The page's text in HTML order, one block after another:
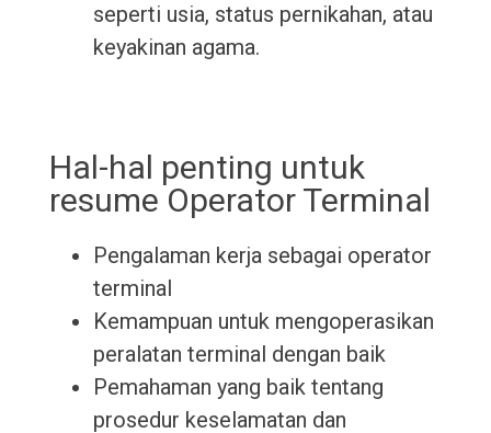
seperti usia, status pernikahan, atau
keyakinan agama.
Hal-hal penting untuk
resume Operator Terminal
Pengalaman kerja sebagai operator
terminal
Kemampuan untuk mengoperasikan
peralatan terminal dengan baik
Pemahaman yang baik tentang
prosedur keselamatan dan